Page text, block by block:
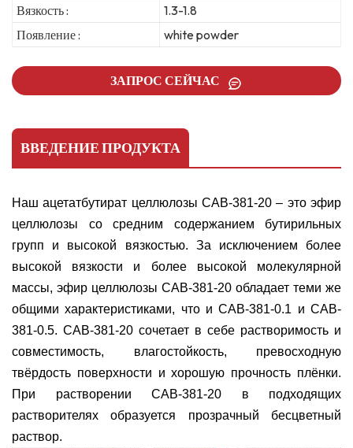
Вязкость :
1.3-1.8
Появление :
white powder
ЗАПРОС СЕЙЧАС
ВВЕДЕНИЕ ПРОДУКТА
Наш ацетатбутират целлюлозы CAB-381-20 – это эфир
целлюлозы со средним содержанием бутирильных
групп и высокой вязкостью. За исключением более
высокой вязкости и более высокой молекулярной
массы, эфир целлюлозы CAB-381-20 обладает теми же
общими характеристиками, что и CAB-381-0.1 и CAB-
381-0.5. CAB-381-20 сочетает в себе растворимость и
совместимость, влагостойкость, превосходную
твёрдость поверхности и хорошую прочность плёнки.
При растворении CAB-381-20 в подходящих
растворителях образуется прозрачный бесцветный
раствор.